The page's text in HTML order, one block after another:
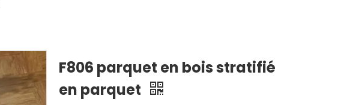
F806 parquet en bois stratifié
en parquet